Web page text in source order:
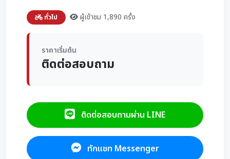
ทั่วไป ผู้เข้าชม 1,890 ครั้ง
ราคาเริ่มต้น
ติดต่อสอบถาม
ติดต่อสอบถามผ่าน LINE
ทักแชท Messenger